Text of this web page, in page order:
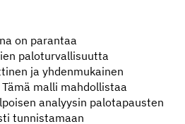
on parantaa
paloturvallisuutta
ja yhdenmukainen
malli mahdollistaa
analyysin palotapausten
tunnistamaan